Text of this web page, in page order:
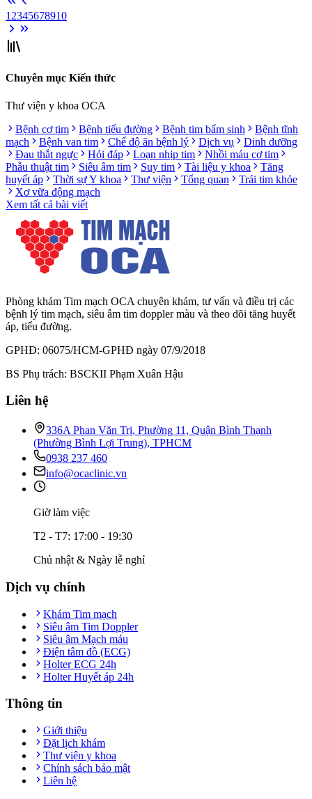
1 2345678910
Chuyên mục Kiến thức
Thư viện y khoa OCA
Bệnh cơ tim
Bệnh tiểu đường Bệnh tim bẩm sinh
Bệnh tĩnh
mạch
Bệnh van tim Chế độ ăn bệnh lý Dịch vụ
Dinh dưỡng
Đau thắt ngực
Hỏi đáp Loạn nhịp tim
Nhồi máu cơ tim
Phẫu thuật tim
Siêu âm tim Suy tim Tài liệu y khoa
Tăng
huyết áp
Thời sự Y khoa Thư viện Tổng quan
Trái tim khỏe
Xơ vữa động mạch
Xem tất cả bài viết
Phòng khám Tim mạch OCA chuyên khám, tư vấn và điều trị các
bệnh lý tim mạch, siêu âm tim doppler màu và theo dõi tăng huyết
áp, tiểu đường.
GPHĐ: 06075/HCM-GPHĐ ngày 07/9/2018
BS Phụ trách: BSCKII Phạm Xuân Hậu
Liên hệ
336A Phan Văn Trị, Phường 11, Quận Bình Thạnh
(Phường Bình Lợi Trung), TPHCM
0938 237 460
info@ocaclinic.vn
Giờ làm việc
T2 - T7: 17:00 - 19:30
Chủ nhật & Ngày lễ nghỉ
Dịch vụ chính
Khám Tim mạch
Siêu âm Tim Doppler
Siêu âm Mạch máu
Điện tâm đồ (ECG)
Holter ECG 24h
Holter Huyết áp 24h
Thông tin
Giới thiệu
Đặt lịch khám
Thư viện y khoa
Chính sách bảo mật
Liên hệ